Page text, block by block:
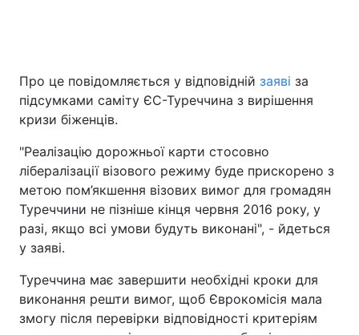
Про це повідомляється у відповідній заяві за
підсумками саміту ЄС-Туреччина з вирішення
кризи біженців.
"Реалізацію дорожньої карти стосовно
лібералізації візового режиму буде прискорено з
метою пом’якшення візових вимог для громадян
Туреччини не пізніше кінця червня 2016 року, у
разі, якщо всі умови будуть виконані", - йдеться
у заяві.
Туреччина має завершити необхідні кроки для
виконання решти вимог, щоб Єврокомісія мала
змогу після перевірки відповідності критеріям